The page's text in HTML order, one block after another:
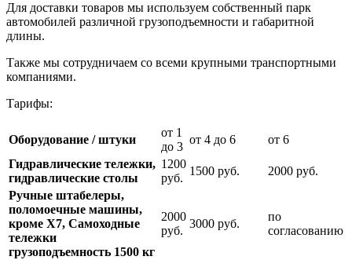
Для доставки товаров мы используем собственный парк
автомобилей различной грузоподъемности и габаритной
длины.
Также мы сотрудничаем со всеми крупными транспортными
компаниями.
Тарифы:
Оборудование / штуки
от 1
до 3
от 4 до 6
от 6
Гидравлические тележки,
гидравлические столы
1200
руб.
1500 руб.
2000 руб.
Ручные штабелеры,
поломоечные машины,
кроме Х7, Самоходные
тележки
грузоподъемность 1500 кг
2000
руб.
3000 руб.
по
согласованию